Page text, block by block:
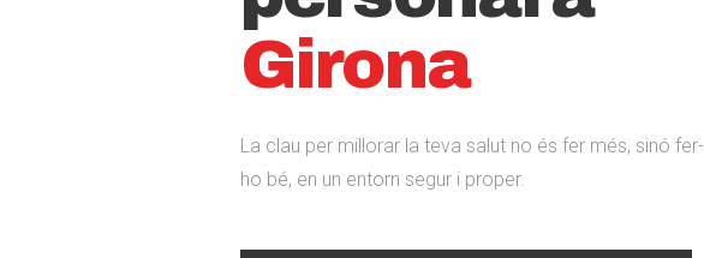
Girona
La clau per millorar la teva salut no és fer més, sinó fer-
ho bé, en un entorn segur i proper.